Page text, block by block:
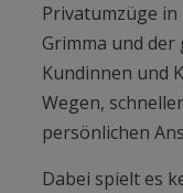
Privatumzüge in
Grimma und
Kundinnen und
Wegen,
persönlichen
Dabei spielt es